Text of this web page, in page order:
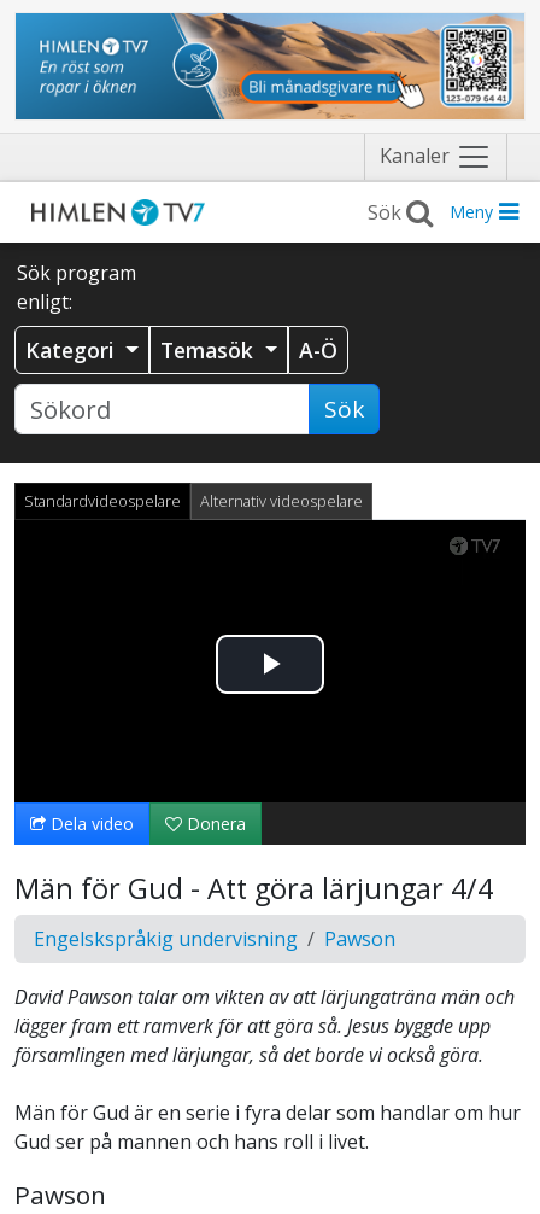
Kanaler Näytä
valikko
Meny
Sök program
enligt:
Kategori Temasök A-Ö
Sök
Standardvideospelare Alternativ videospelare
Spela
video
Dela video Donera
Män för Gud - Att göra lärjungar 4/4
Engelskspråkig undervisning Pawson
David Pawson talar om vikten av att lärjungaträna män och
lägger fram ett ramverk för att göra så. Jesus byggde upp
församlingen med lärjungar, så det borde vi också göra.
Män för Gud är en serie i fyra delar som handlar om hur
Gud ser på mannen och hans roll i livet.
Pawson